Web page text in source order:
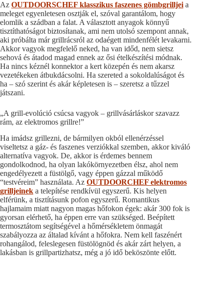
Az OUTDOORSCHEF klasszikus faszenes gömbgrilljeia
meleget egyenletesen osztják el, szóval garantálom, hogy
elomlik a szádban a falat. A választott anyagok könnyű
tisztíthatóságot biztosítanak, ami nem utolsó szempont annak,
aki próbálta már grillrácsról az odaégett mindenfélét levakarni.
Akkor vagyok megfelelő neked, ha van időd, nem sietsz
sehová és átadod magad ennek az ősi ételkészítési módnak.
Ha nincs kéznél konnektor a kert közepén és nem akarsz
vezetékeken átbukdácsolni. Ha szereted a sokoldalúságot és
ha – szó szerint és akár képletesen is – szeretsz a tűzzel
játszani.
„A grill-evolúció csúcsa vagyok – grillvásárláskor szavazz
rám, az elektromos grillre!”
Ha imádsz grillezni, de bármilyen okból ellenérzéssel
viseltetsz a gáz- és faszenes verziókkal szemben, akkor kiváló
alternatíva vagyok. De, akkor is érdemes bennem
gondolkodnod, ha olyan lakókörnyezetben élsz, ahol nem
engedélyezett a füstölgő, vagy éppen gázzal működő
“testvéreim” használata. Az OUTDOORCHEF elektromos
grilljeinek a telepítése rendkívül egyszerű. Kis helyen
elférünk, a tisztításunk pofon egyszerű. Romantikus
hajlamaim miatt nagyon magas hőfokon égek: akár 300 fok is
gyorsan elérhető, ha éppen erre van szükséged. Beépített
termosztátom segítségével a hőmérsékletem önmagát
szabályozza az általad kívánt a hőfokra. Nem kell faszénért
rohangálod, feleslegesen füstölögnöd és akár zárt helyen, a
lakásban is grillpartizhatsz, még a jó idő beköszönte előtt.